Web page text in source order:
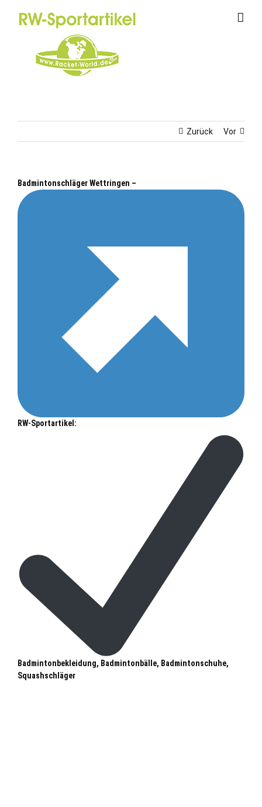
Zurück Vor
Badmintonschläger Wettringen –
RW-Sportartikel:
Badmintonbekleidung, Badmintonbälle, Badmintonschuhe,
Squashschläger